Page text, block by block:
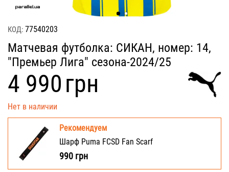
КОД: 77540203
Матчевая футболка: СИКАН, номер: 14,
"Премьер Лига" сезона-2024/25
‍4 990‍грн
Нет в наличии
Рекомендуем
Шарф Puma FCSD Fan Scarf
990 грн